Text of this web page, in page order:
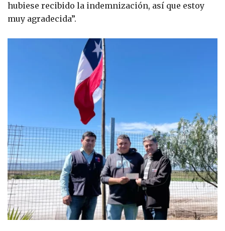
hubiese recibido la indemnización, así que estoy
muy agradecida”.